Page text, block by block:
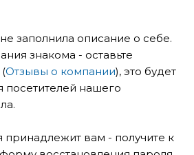
заполнила описание о себе.
знакома - оставьте
Отзывы о компании), это будет
посетителей нашего
принадлежит вам - получите к